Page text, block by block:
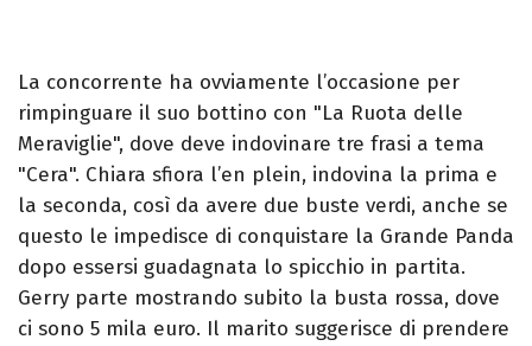
La concorrente ha ovviamente l’occasione per
rimpinguare il suo bottino con "La Ruota delle
Meraviglie", dove deve indovinare tre frasi a tema
"Cera". Chiara sfiora l’en plein, indovina la prima e
la seconda, così da avere due buste verdi, anche se
questo le impedisce di conquistare la Grande Panda
dopo essersi guadagnata lo spicchio in partita.
Gerry parte mostrando subito la busta rossa, dove
ci sono 5 mila euro. Il marito suggerisce di prendere